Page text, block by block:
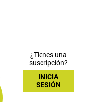
¿Tienes una
suscripción?
INICIA
SESIÓN